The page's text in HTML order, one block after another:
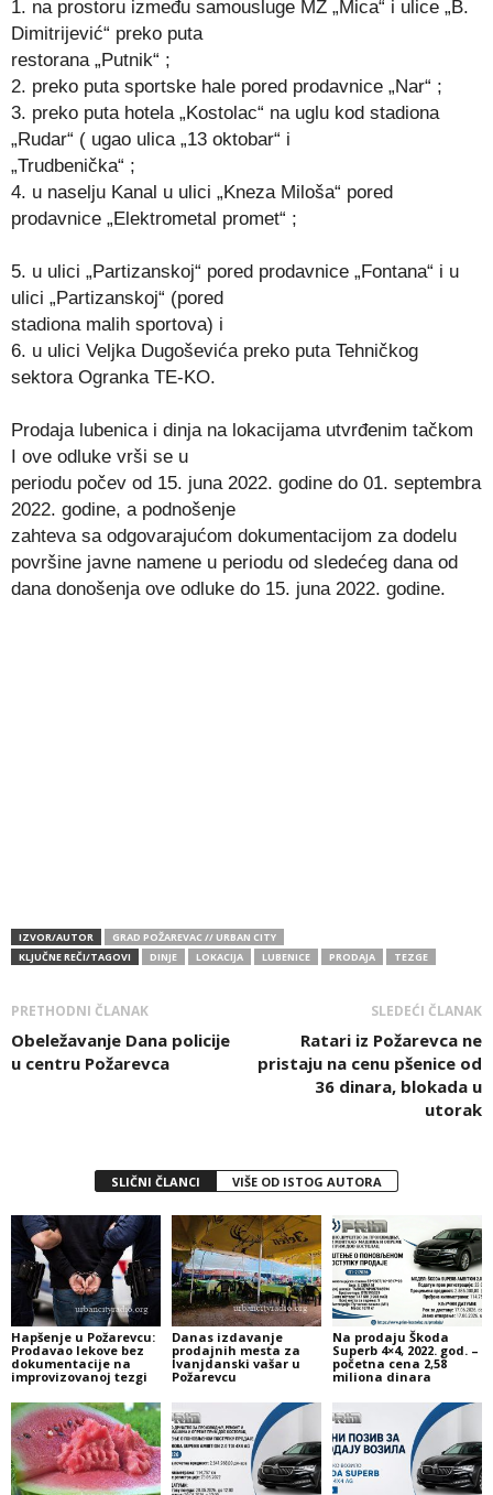
1. na prostoru između samousluge MZ „Mica“ i ulice „B.
Dimitrijević“ preko puta
restorana „Putnik“ ;
2. preko puta sportske hale pored prodavnice „Nar“ ;
3. preko puta hotela „Kostolac“ na uglu kod stadiona
„Rudar“ ( ugao ulica „13 oktobar“ i
„Trudbenička“ ;
4. u naselju Kanal u ulici „Kneza Miloša“ pored
prodavnice „Elektrometal promet“ ;
5. u ulici „Partizanskoj“ pored prodavnice „Fontana“ i u
ulici „Partizanskoj“ (pored
stadiona malih sportova) i
6. u ulici Veljka Dugoševića preko puta Tehničkog
sektora Ogranka TE-KO.
Prodaja lubenica i dinja na lokacijama utvrđenim tačkom
I ove odluke vrši se u
periodu počev od 15. juna 2022. godine do 01. septembra
2022. godine, a podnošenje
zahteva sa odgovarajućom dokumentacijom za dodelu
površine javne namene u periodu od sledećeg dana od
dana donošenja ove odluke do 15. juna 2022. godine.
IZVOR/AUTOR
GRAD POŽAREVAC // URBAN CITY
KLJUČNE REČI/TAGOVI
DINJE LOKACIJA LUBENICE PRODAJA TEZGE
PRETHODNI ČLANAK
Obeležavanje Dana policije
u centru Požarevca
SLEDEĆI ČLANAK
Ratari iz Požarevca ne
pristaju na cenu pšenice od
36 dinara, blokada u
utorak
SLIČNI ČLANCI VIŠE OD ISTOG AUTORA
Hapšenje u Požarevcu:
Prodavao lekove bez
dokumentacije na
improvizovanoj tezgi
Danas izdavanje
prodajnih mesta za
Ivanjdanski vašar u
Požarevcu
Na prodaju Škoda
Superb 4×4, 2022. god. –
početna cena 2,58
miliona dinara